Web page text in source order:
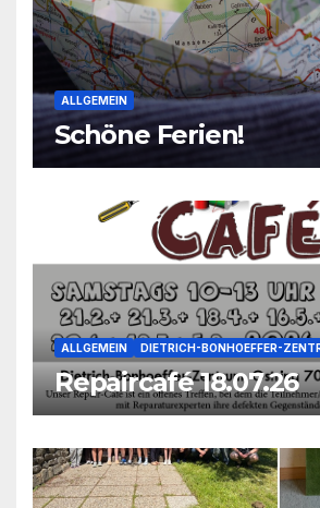
ALLGEMEIN
Schöne Ferien!
ALLGEMEIN DIETRICH-BONHOEFFER-
Repaircafé 18.07.26